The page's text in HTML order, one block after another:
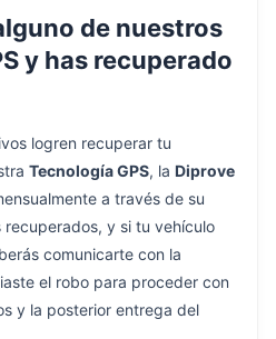
de nuestros
y has recuperado
logren recuperar tu
Tecnología GPS, la Diprove
a través de su
y si tu vehículo
comunicarte con la
el robo para proceder con
y la posterior entrega del